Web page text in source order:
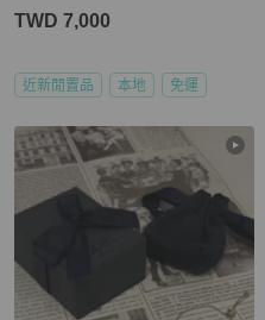
TWD 7,000
近新閒置品 本地 免運